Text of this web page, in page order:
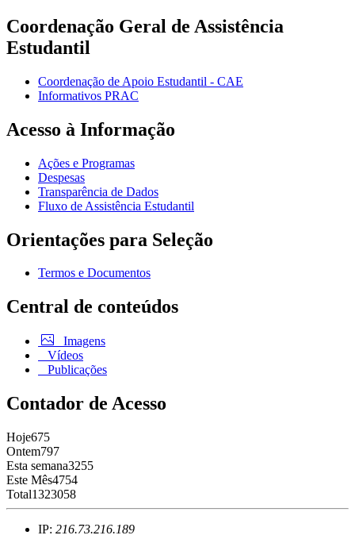
Coordenação Geral de Assistência
Estudantil
Coordenação de Apoio Estudantil - CAE
Informativos PRAC
Acesso à Informação
Ações e Programas
Despesas
Transparência de Dados
Fluxo de Assistência Estudantil
Orientações para Seleção
Termos e Documentos
Central de conteúdos
Imagens
Vídeos
Publicações
Contador de Acesso
Hoje675
Ontem797
Esta semana3255
Este Mês4754
Total1323058
IP: 216.73.216.189